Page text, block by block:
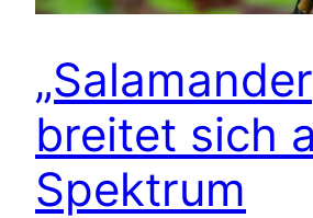
breitet sich
Spektrum